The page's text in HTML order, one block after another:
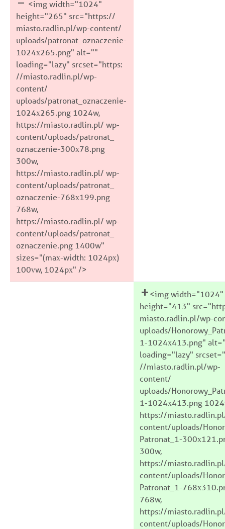
<img width="1024"
height="265" src="https://
miasto.radlin.pl/wp-content/
uploads/patronat_oznaczenie-
1024x265.png" alt=""
loading="lazy" srcset="https:
//miasto.radlin.pl/wp-
content/
uploads/patronat_oznaczenie-
1024x265.png 1024w,
https://miasto.radlin.pl/ wp-
content/uploads/patronat_
oznaczenie-300x78.png
300w,
https://miasto.radlin.pl/ wp-
content/uploads/patronat_
oznaczenie-768x199.png
768w,
https://miasto.radlin.pl/ wp-
content/uploads/patronat_
oznaczenie.png 1400w"
sizes="(max-width: 1024px)
100vw, 1024px" />
<img width="1024"
height="413"
miasto.radlin.pl/wp-
uploads/
1-1024x413.png"
loading="lazy"
//miasto.radlin.pl/wp-
content/
uploads/
1-1024x413.png
https://
content/uploads/
Patronat_1-
300w,
https://
content/uploads/
Patronat_1-
768w,
https://
content/uploads/